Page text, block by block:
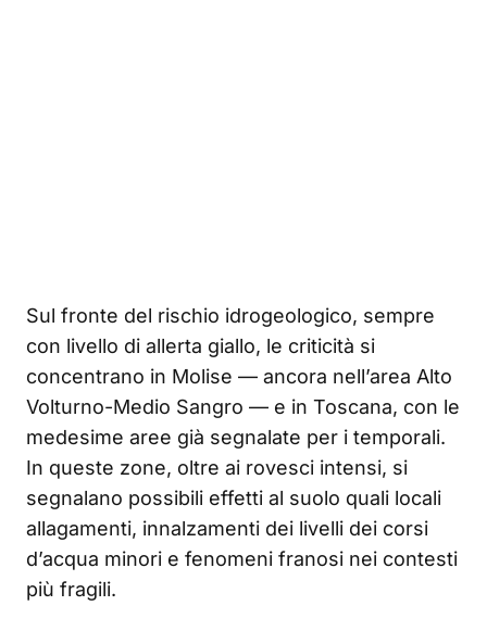
Sul fronte del rischio idrogeologico, sempre
con livello di allerta giallo, le criticità si
concentrano in Molise — ancora nell’area Alto
Volturno-Medio Sangro — e in Toscana, con le
medesime aree già segnalate per i temporali.
In queste zone, oltre ai rovesci intensi, si
segnalano possibili effetti al suolo quali locali
allagamenti, innalzamenti dei livelli dei corsi
d’acqua minori e fenomeni franosi nei contesti
più fragili.